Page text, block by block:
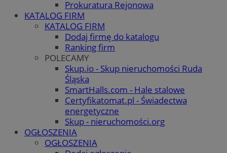
Prokuratura Rejonowa
KATALOG FIRM
KATALOG FIRM
Dodaj firmę do katalogu
Ranking firm
POLECAMY
Skup.io - Skup nieruchomości Ruda
Śląska
SmartHalls.com - Hale stalowe
Certyfikatomat.pl - Świadectwa
energetyczne
Skup - nieruchomości.org
OGŁOSZENIA
OGŁOSZENIA